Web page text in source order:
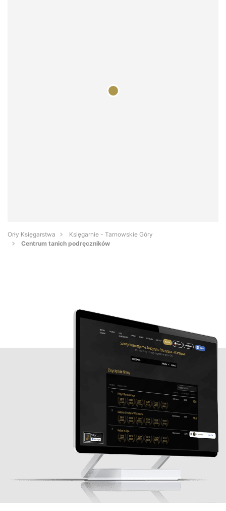
Orły Księgarstwa
Księgarnie - Tarnowskie Góry
Centrum tanich podręczników